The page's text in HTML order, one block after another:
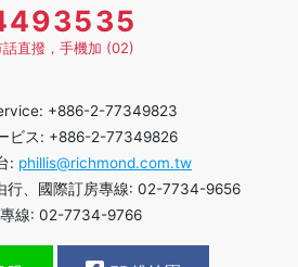
話直撥，手機加 (02)
+886-2-77349823
ビス: +886-2-77349826
: phillis@richmond.com.tw
行、國際訂房專線: 02-7734-9656
線: 02-7734-9766